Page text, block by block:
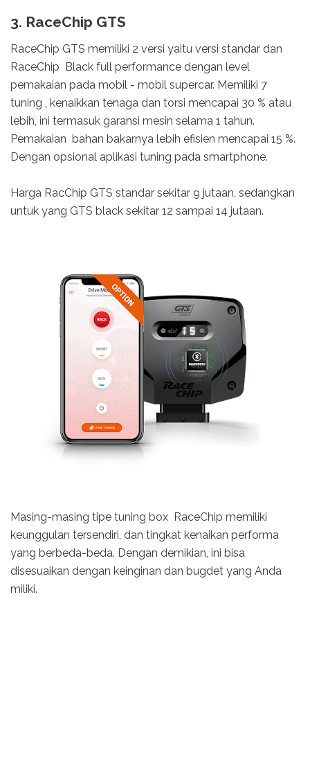
3. RaceChip GTS
RaceChip GTS memiliki 2 versi yaitu versi standar dan
RaceChip Black full performance dengan level
pemakaian pada mobil - mobil supercar. Memiliki 7
tuning , kenaikkan tenaga dan torsi mencapai 30 % atau
lebih, ini termasuk garansi mesin selama 1 tahun.
Pemakaian bahan bakarnya lebih efisien mencapai 15 %.
Dengan opsional aplikasi tuning pada smartphone.
Harga RacChip GTS standar sekitar 9 jutaan, sedangkan
untuk yang GTS black sekitar 12 sampai 14 jutaan.
Masing-masing tipe tuning box RaceChip memiliki
keunggulan tersendiri, dan tingkat kenaikan performa
yang berbeda-beda. Dengan demikian, ini bisa
disesuaikan dengan keinginan dan bugdet yang Anda
miliki.